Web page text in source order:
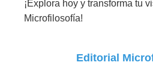
¡Explora hoy y transforma tu
Microfilosofía!
Editorial